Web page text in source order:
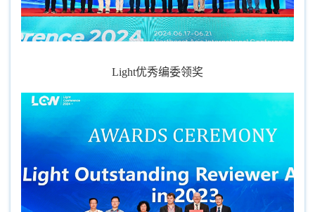
Light优秀编委领奖